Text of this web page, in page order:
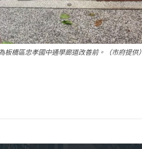
橋區忠孝國中通學廊道改善前。（市府提供）